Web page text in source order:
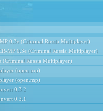
0.3e (Criminal Russia Multiplayer)
MP 0.3e (Criminal Russia Multiplayer)
(Criminal Russia Multiplayer)
(open.mp)
(open.mp)
0.3.2
0.3.1